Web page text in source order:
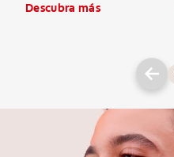
Descubra más